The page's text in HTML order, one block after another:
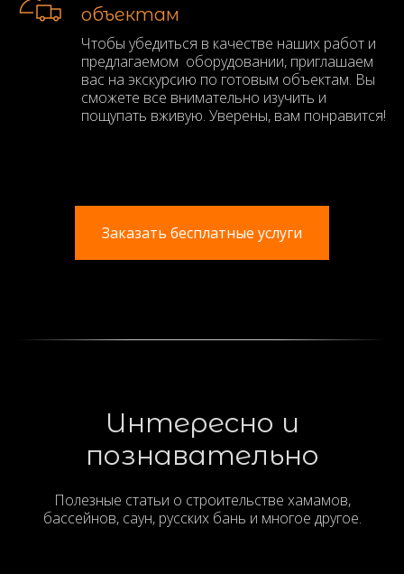
объектам
Чтобы убедиться в качестве наших работ и
предлагаемом оборудовании, приглашаем
вас на экскурсию по готовым объектам. Вы
сможете все внимательно изучить и
пощупать вживую. Уверены, вам понравится!
Заказать бесплатные услуги
Интересно и
познавательно
Полезные статьи о строительстве хамамов,
бассейнов, саун, русских бань и многое другое.